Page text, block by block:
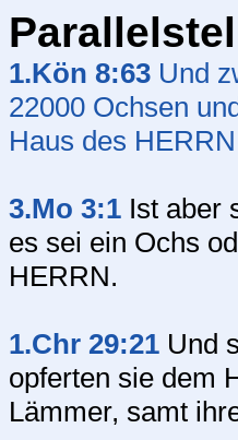
1.Kön 8:63 Und
22000 Ochsen
Haus des
3.Mo 3:1 Ist aber
es sei ein Ochs
HERRN.
1.Chr 29:21 Und
opferten sie dem
Lämmer, samt